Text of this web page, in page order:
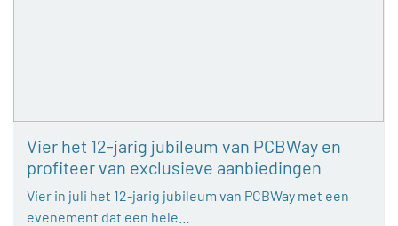
Vier het 12-jarig jubileum van PCBWay en
profiteer van exclusieve aanbiedingen
Vier in juli het 12-jarig jubileum van PCBWay met een
evenement dat een hele…